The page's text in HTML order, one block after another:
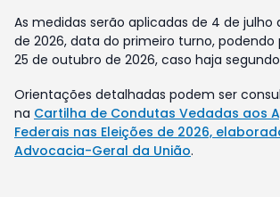
As medidas serão aplicadas de 4 de julho
de 2026, data do primeiro turno,
25 de outubro de 2026, caso haja
Orientações detalhadas podem ser
na Cartilha de Condutas Vedadas aos
Federais nas Eleições de 2026,
Advocacia-Geral da União.